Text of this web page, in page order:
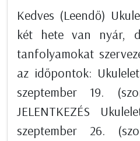
Kedves (Leendő)
két hete van nyár,
tanfolyamokat
az időpontok:
szeptember 19.
JELENTKEZÉS
szeptember 26.